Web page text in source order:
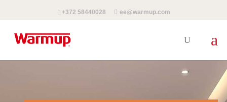
+372 58440028 ee@warmup.com